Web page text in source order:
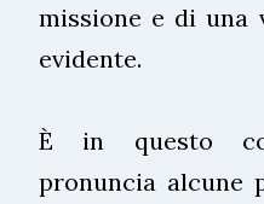
missione e di una
evidente.
È in questo
pronuncia alcune